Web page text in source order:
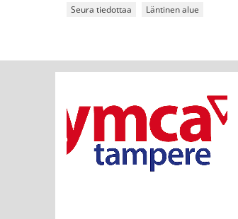
Seura tiedottaa Läntinen alue